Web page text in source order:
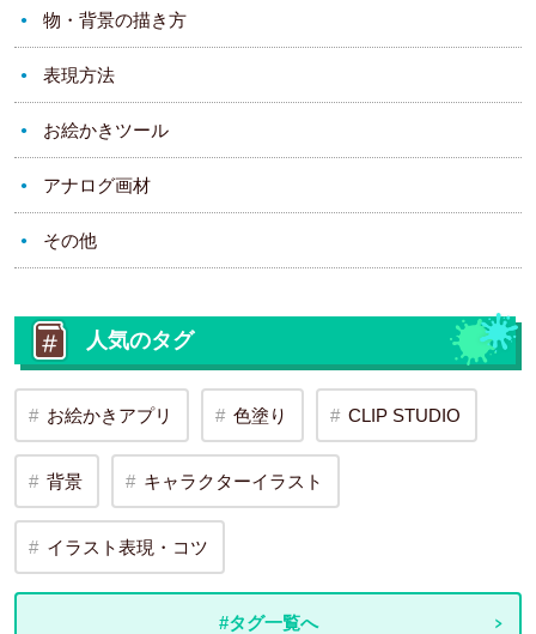
物・背景の描き方
表現方法
お絵かきツール
アナログ画材
その他
人気のタグ
お絵かきアプリ 色塗り CLIP STUDIO
背景 キャラクターイラスト
イラスト表現・コツ
#タグ一覧へ